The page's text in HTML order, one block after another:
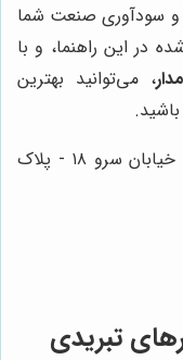
و سودآوری صنعت شما
در این راهنما، و با
، می‌توانید بهترین
آدرس :تهران - شهرک صنعتی نصیرآباد - خیابان سرو ۱۸ - پلاک
تبریدی